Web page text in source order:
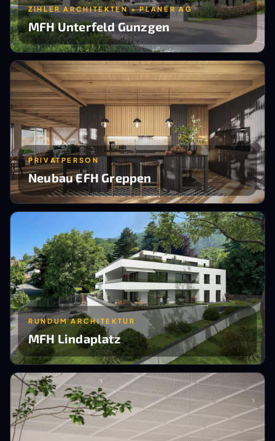
ZIHLER ARCHITEKTEN + PLANER AG
MFH Unterfeld Gunzgen
PRIVATPERSON
Neubau EFH Greppen
RUNDUM ARCHITEKTUR
MFH Lindaplatz